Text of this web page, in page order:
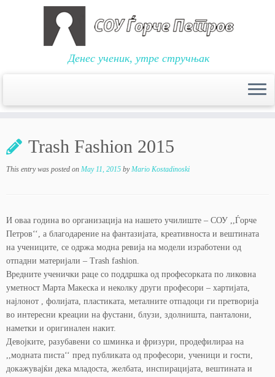
content
Денес ученик, утре стручњак
Trash Fashion 2015
This entry was posted on May 11, 2015 byMario Kostadinoski
И оваа година во организација на нашето училиште – СОУ ,,Ѓорче
Петров‘‘, а благодарение на фантазијата, креативноста и вештината
на учениците, се одржа модна ревија на модели изработени од
отпадни материјали – Trash fashion.
Вредните ученички раце со поддршка од професорката по ликовна
уметност Марта Макеска и неколку други професори – хартијата,
најлонот , фолијата, пластиката, металните отпадоци ги претворија
во интересни креации на фустани, блузи, здолништа, панталони,
наметки и оригинален накит.
Девојките, разубавени со шминка и фризури, продефилираа на
,,модната писта‘‘ пред публиката од професори, ученици и гости,
докажувајќи дека младоста, желбата, инспирацијата, вештината и